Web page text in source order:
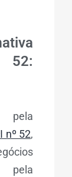
pela
nº 52,
pela